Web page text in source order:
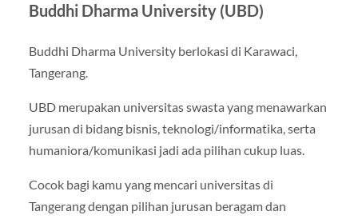
Buddhi Dharma University (UBD)
Buddhi Dharma University berlokasi di Karawaci,
Tangerang.
UBD merupakan universitas swasta yang menawarkan
jurusan di bidang bisnis, teknologi/informatika, serta
humaniora/komunikasi jadi ada pilihan cukup luas.
Cocok bagi kamu yang mencari universitas di
Tangerang dengan pilihan jurusan beragam dan